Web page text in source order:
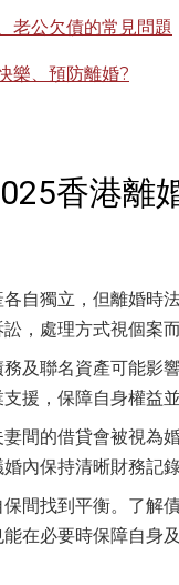
老公欠債的常見問題
樂、預防離婚?
香港離
自獨立，但離婚時
，處理方式視個案而
及聯名資產可能影
援，保障自身權益並
間的借貸會被視為
內保持清晰財務記錄
間找到平衡。了解
在必要時保障自身